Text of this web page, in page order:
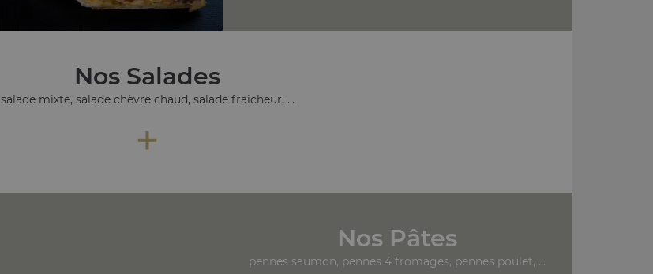
Nos Salades
salade mixte, salade chèvre chaud, salade fraicheur, ...
+
Nos Pâtes
pennes saumon, pennes 4 fromages, pennes poulet, ...